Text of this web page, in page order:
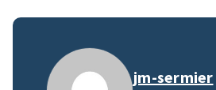
jm-sermier